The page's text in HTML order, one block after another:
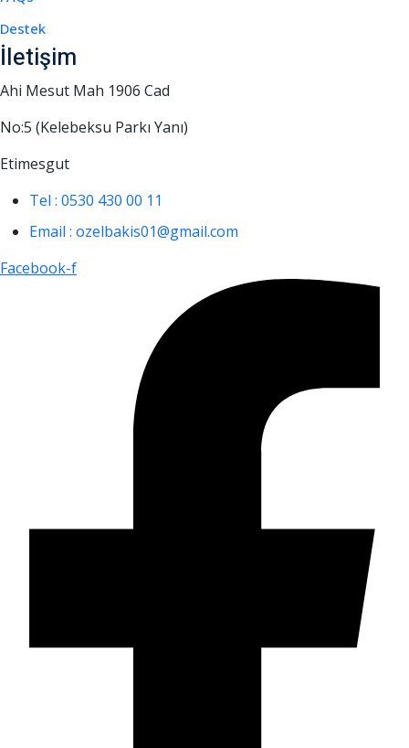
Destek
İletişim
Ahi Mesut Mah 1906 Cad
No:5 (Kelebeksu Parkı Yanı)
Etimesgut
Tel : 0530 430 00 11
Email : ozelbakis01@gmail.com
Facebook-f